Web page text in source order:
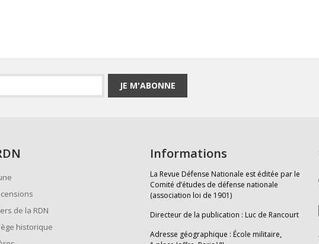
JE M'ABONNE
de la RDN
historique
Informations
La Revue Défense Nationale est éditée par le
Comité d’études de défense nationale
(association loi de 1901)
Directeur de la publication : Luc de Rancourt
Adresse géographique : École militaire,